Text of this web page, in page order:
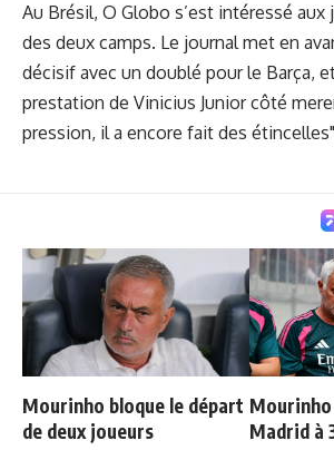
Au Brésil, O Globo s’est intéressé aux
des deux camps. Le journal met en
décisif avec un doublé pour le Barça,
prestation de Vinicius Junior côté
pression, il a encore fait des
Mourinho bloque le départ
de deux joueurs
Mourinho
Madrid à